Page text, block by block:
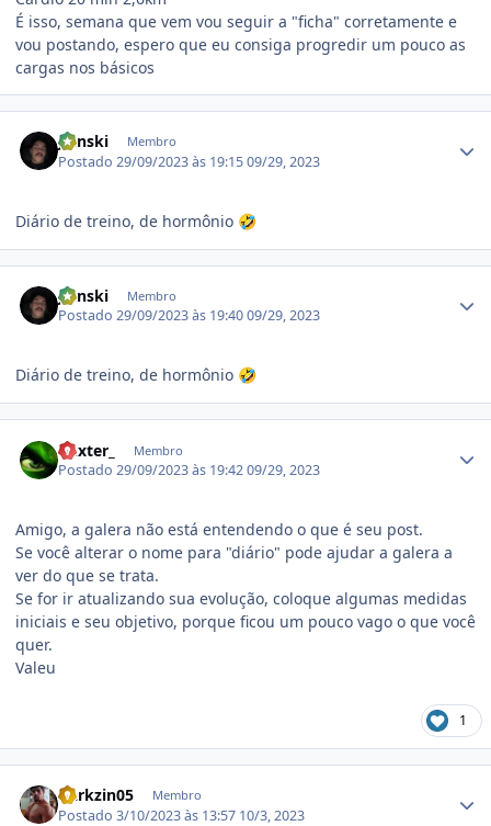
É isso, semana que vem vou seguir a "ficha" corretamente e
vou postando, espero que eu consiga progredir um pouco as
cargas nos básicos
Jlanski Membro
Postado29/09/2023 às 19:1509/29, 2023
Diário de treino, de hormônio 🤣
Jlanski Membro
Postado29/09/2023 às 19:4009/29, 2023
Diário de treino, de hormônio 🤣
Dexter_ Membro
Postado29/09/2023 às 19:4209/29, 2023
Amigo, a galera não está entendendo o que é seu post.
Se você alterar o nome para "diário" pode ajudar a galera a
ver do que se trata.
Se for ir atualizando sua evolução, coloque algumas medidas
iniciais e seu objetivo, porque ficou um pouco vago o que você
quer.
Valeu
1
Darkzin05 Membro
Postado3/10/2023 às 13:57 10/3, 2023